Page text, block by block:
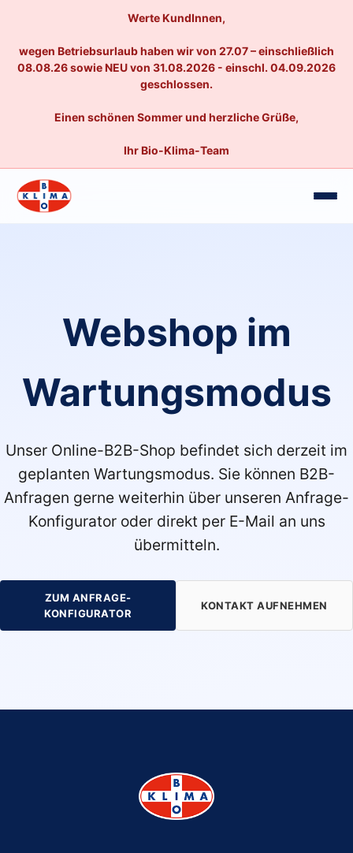
Werte KundInnen,
wegen Betriebsurlaub haben wir von 27.07 – einschließlich
08.08.26 sowie NEU von 31.08.2026 - einschl. 04.09.2026
geschlossen.
Einen schönen Sommer und herzliche Grüße,
Ihr Bio-Klima-Team
Webshop im
Wartungsmodus
Unser Online-B2B-Shop befindet sich derzeit im
geplanten Wartungsmodus. Sie können B2B-
Anfragen gerne weiterhin über unseren Anfrage-
Konfigurator oder direkt per E-Mail an uns
übermitteln.
ZUM ANFRAGE-
KONFIGURATOR
KONTAKT AUFNEHMEN